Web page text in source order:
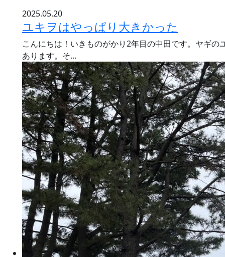
2025.05.20
ユキヲはやっぱり大きかった
こんにちは！いきものがかり2年目の中田です。ヤギ
あります。そ…